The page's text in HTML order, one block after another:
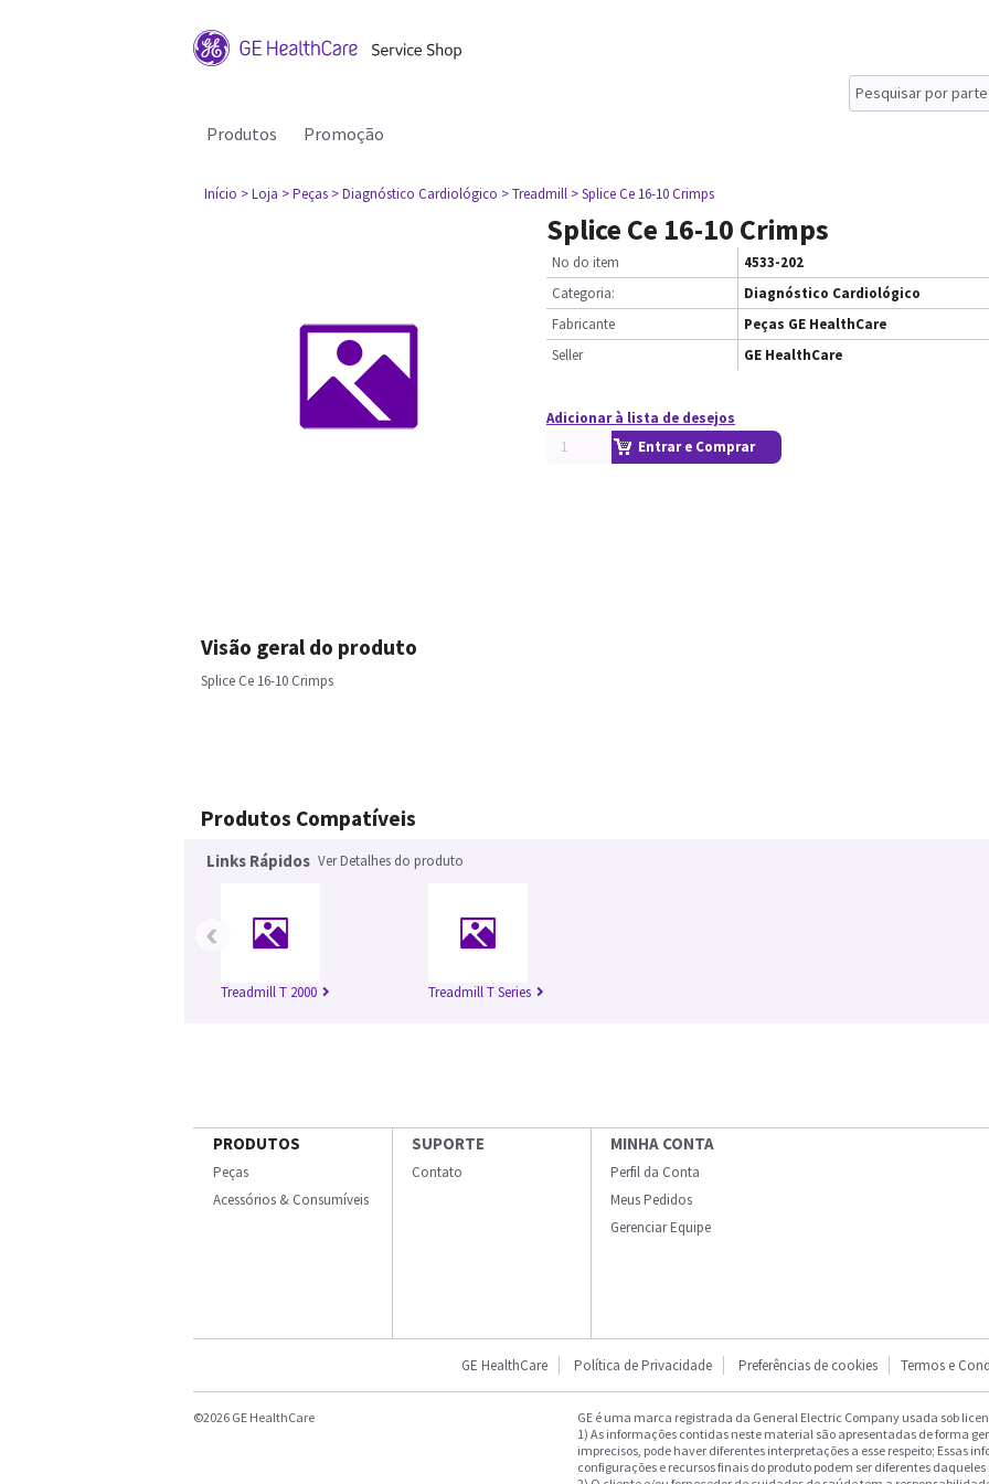
Produtos Promoção
Início > Loja > Peças > Diagnóstico Cardiológico > Treadmill > Splice Ce 16-10 Crimps
Splice Ce 16-10 Crimps
No do item
4533-202
Categoria:
Diagnóstico Cardiológico
Fabricante
Peças GE HealthCare
Seller
GE HealthCare
Adicionar à lista de desejos
Entrar e Comprar
Visão geral do produto
Splice Ce 16-10 Crimps
Produtos Compatíveis
Links Rápidos Ver Detalhes do produto
Treadmill T 2000 Treadmill T Series
‹
PRODUTOS
Peças
Acessórios & Consumíveis
SUPORTE
Contato
MINHA CONTA
Perfil da Conta
Meus Pedidos
Gerenciar Equipe
GE HealthCare Política de Privacidade Preferências de cookies Termos e
©2026 GE HealthCare
GE é uma marca registrada da General Electric Company usada sob
1) As informações contidas neste material são apresentadas de forma
imprecisos, pode haver diferentes interpretações a esse respeito; Essas
configurações e recursos finais do produto podem ser diferentes